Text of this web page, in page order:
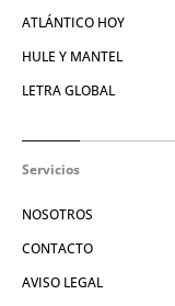
ATLÁNTICO HOY
HULE Y MANTEL
LETRA GLOBAL
Servicios
NOSOTROS
CONTACTO
AVISO LEGAL